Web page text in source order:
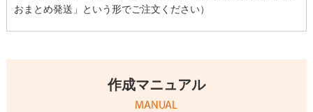
おまとめ発送」という形でご注文ください）
作成マニュアル
MANUAL